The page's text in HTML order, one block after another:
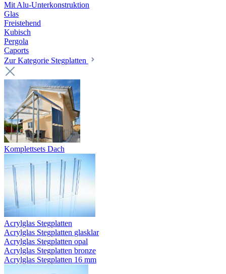
Mit Alu-Unterkonstruktion
Glas
Freistehend
Kubisch
Pergola
Caports
Zur Kategorie Stegplatten
Komplettsets Dach
Acrylglas Stegplatten
Acrylglas Stegplatten glasklar
Acrylglas Stegplatten opal
Acrylglas Stegplatten bronze
Acrylglas Stegplatten 16 mm